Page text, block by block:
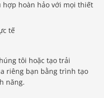
hợp hoàn hảo với mọi thiết
tế
tôi hoặc tạo trải
riêng bạn bằng trình tạo
năng.